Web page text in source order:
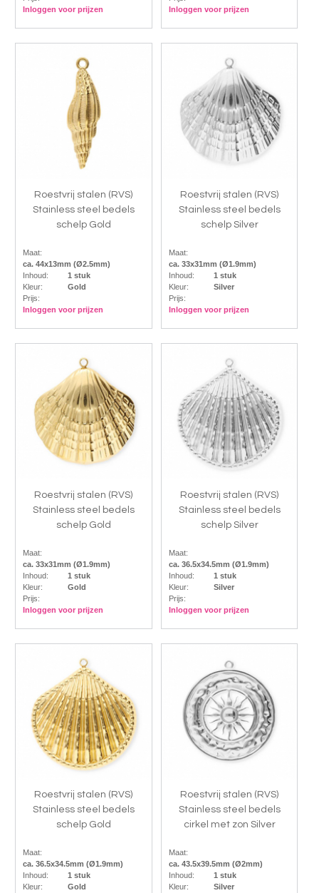
Inloggen voor prijzen
Inloggen voor prijzen
Roestvrij stalen (RVS)
Stainless steel bedels
schelp Gold
Maat:
ca. 44x13mm (Ø2.5mm)
Inhoud:
1 stuk
Kleur:
Gold
Prijs:
Inloggen voor prijzen
Roestvrij stalen (RVS)
Stainless steel bedels
schelp Silver
Maat:
ca. 33x31mm (Ø1.9mm)
Inhoud:
1 stuk
Kleur:
Silver
Prijs:
Inloggen voor prijzen
Roestvrij stalen (RVS)
Stainless steel bedels
schelp Gold
Maat:
ca. 33x31mm (Ø1.9mm)
Inhoud:
1 stuk
Kleur:
Gold
Prijs:
Inloggen voor prijzen
Roestvrij stalen (RVS)
Stainless steel bedels
schelp Silver
Maat:
ca. 36.5x34.5mm (Ø1.9mm)
Inhoud:
1 stuk
Kleur:
Silver
Prijs:
Inloggen voor prijzen
Roestvrij stalen (RVS)
Stainless steel bedels
schelp Gold
Maat:
ca. 36.5x34.5mm (Ø1.9mm)
Inhoud:
1 stuk
Kleur:
Gold
Roestvrij stalen (RVS)
Stainless steel bedels
cirkel met zon Silver
Maat:
ca. 43.5x39.5mm (Ø2mm)
Inhoud:
1 stuk
Kleur:
Silver